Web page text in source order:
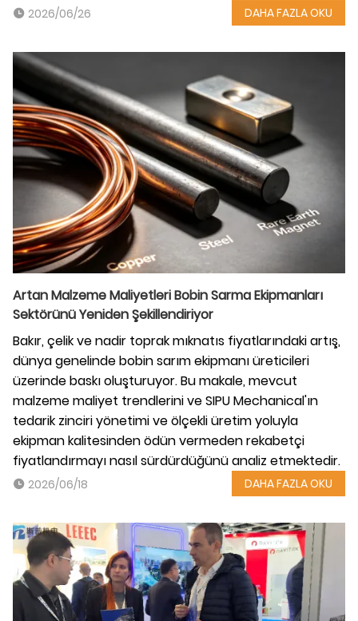
2026/06/26 DAHA FAZLA OKU
Artan Malzeme Maliyetleri Bobin Sarma Ekipmanları
Sektörünü Yeniden Şekillendiriyor
Bakır, çelik ve nadir toprak mıknatıs fiyatlarındaki artış,
dünya genelinde bobin sarım ekipmanı üreticileri
üzerinde baskı oluşturuyor. Bu makale, mevcut
malzeme maliyet trendlerini ve SIPU Mechanical'ın
tedarik zinciri yönetimi ve ölçekli üretim yoluyla
ekipman kalitesinden ödün vermeden rekabetçi
fiyatlandırmayı nasıl sürdürdüğünü analiz etmektedir.
2026/06/18 DAHA FAZLA OKU